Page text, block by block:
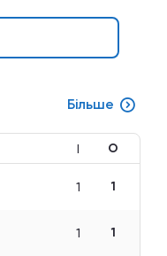
Більше
І О
1 1
1 1